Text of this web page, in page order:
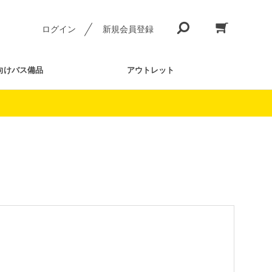
ログイン 新規会員登録
けバス備品 アウトレット